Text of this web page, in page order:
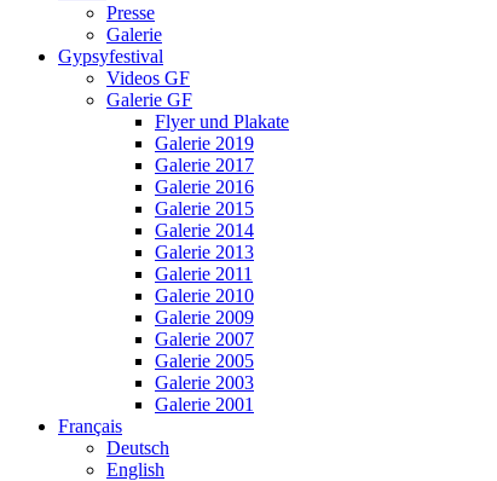
Presse
Galerie
Gypsyfestival
Videos GF
Galerie GF
Flyer und Plakate
Galerie 2019
Galerie 2017
Galerie 2016
Galerie 2015
Galerie 2014
Galerie 2013
Galerie 2011
Galerie 2010
Galerie 2009
Galerie 2007
Galerie 2005
Galerie 2003
Galerie 2001
Français
Deutsch
English